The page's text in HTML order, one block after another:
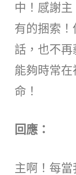
中！感謝
有的捆索
話，也不
能夠時常
命！
回應：
主啊！每